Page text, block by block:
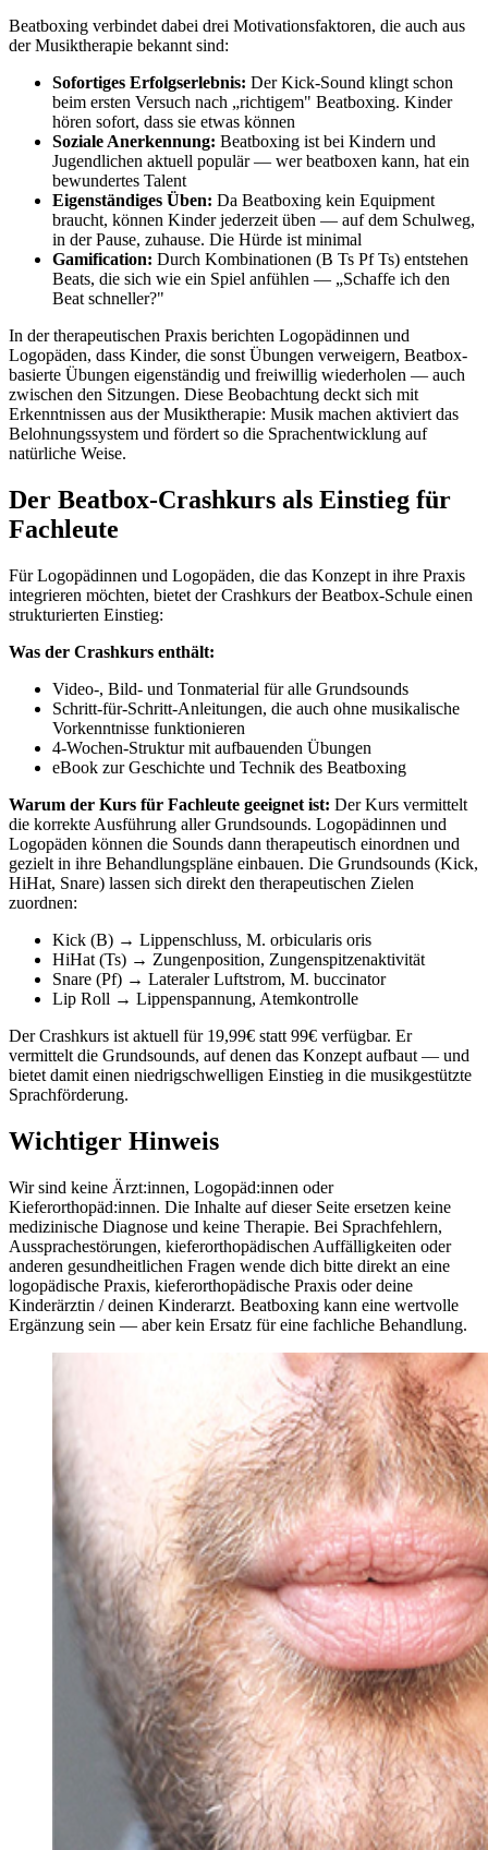
Beatboxing verbindet dabei drei Motivationsfaktoren, die auch aus
der Musiktherapie bekannt sind:
Sofortiges Erfolgserlebnis: Der Kick-Sound klingt schon
beim ersten Versuch nach „richtigem" Beatboxing. Kinder
hören sofort, dass sie etwas können
Soziale Anerkennung: Beatboxing ist bei Kindern und
Jugendlichen aktuell populär — wer beatboxen kann, hat ein
bewundertes Talent
Eigenständiges Üben: Da Beatboxing kein Equipment
braucht, können Kinder jederzeit üben — auf dem Schulweg,
in der Pause, zuhause. Die Hürde ist minimal
Gamification: Durch Kombinationen (B Ts Pf Ts) entstehen
Beats, die sich wie ein Spiel anfühlen — „Schaffe ich den
Beat schneller?"
In der therapeutischen Praxis berichten Logopädinnen und
Logopäden, dass Kinder, die sonst Übungen verweigern, Beatbox-
basierte Übungen eigenständig und freiwillig wiederholen — auch
zwischen den Sitzungen. Diese Beobachtung deckt sich mit
Erkenntnissen aus der Musiktherapie: Musik machen aktiviert das
Belohnungssystem und fördert so die Sprachentwicklung auf
natürliche Weise.
Der Beatbox-Crashkurs als Einstieg für
Fachleute
Für Logopädinnen und Logopäden, die das Konzept in ihre Praxis
integrieren möchten, bietet der Crashkurs der Beatbox-Schule einen
strukturierten Einstieg:
Was der Crashkurs enthält:
Video-, Bild- und Tonmaterial für alle Grundsounds
Schritt-für-Schritt-Anleitungen, die auch ohne musikalische
Vorkenntnisse funktionieren
4-Wochen-Struktur mit aufbauenden Übungen
eBook zur Geschichte und Technik des Beatboxing
Warum der Kurs für Fachleute geeignet ist: Der Kurs vermittelt
die korrekte Ausführung aller Grundsounds. Logopädinnen und
Logopäden können die Sounds dann therapeutisch einordnen und
gezielt in ihre Behandlungspläne einbauen. Die Grundsounds (Kick,
HiHat, Snare) lassen sich direkt den therapeutischen Zielen
zuordnen:
Kick (B) → Lippenschluss, M. orbicularis oris
HiHat (Ts) → Zungenposition, Zungenspitzenaktivität
Snare (Pf) → Lateraler Luftstrom, M. buccinator
Lip Roll → Lippenspannung, Atemkontrolle
Der Crashkurs ist aktuell für 19,99€ statt 99€ verfügbar. Er
vermittelt die Grundsounds, auf denen das Konzept aufbaut — und
bietet damit einen niedrigschwelligen Einstieg in die musikgestützte
Sprachförderung.
Wichtiger Hinweis
Wir sind keine Ärzt:innen, Logopäd:innen oder
Kieferorthopäd:innen. Die Inhalte auf dieser Seite ersetzen keine
medizinische Diagnose und keine Therapie. Bei Sprachfehlern,
Aussprachestörungen, kieferorthopädischen Auffälligkeiten oder
anderen gesundheitlichen Fragen wende dich bitte direkt an eine
logopädische Praxis, kieferorthopädische Praxis oder deine
Kinderärztin / deinen Kinderarzt. Beatboxing kann eine wertvolle
Ergänzung sein — aber kein Ersatz für eine fachliche Behandlung.